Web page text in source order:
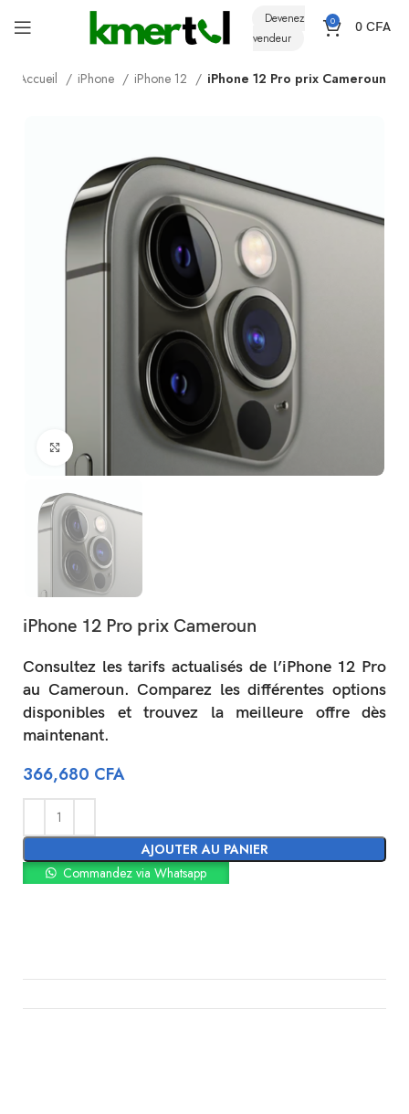
Devenez
vendeur
0 0 CFA
Accueil iPhone iPhone 12 iPhone 12 Pro prix Cameroun
Click to enlarge
iPhone 12 Pro prix Cameroun
Consultez les tarifs actualisés de l’iPhone 12 Pro
au Cameroun. Comparez les différentes options
disponibles et trouvez la meilleure offre dès
maintenant.
366,680 CFA
AJOUTER AU PANIER
Commandez via Whatsapp